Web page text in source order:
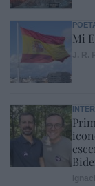
Mi